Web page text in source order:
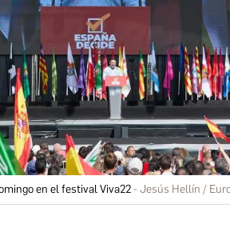
en el festival Viva22 Jesús Hellín /